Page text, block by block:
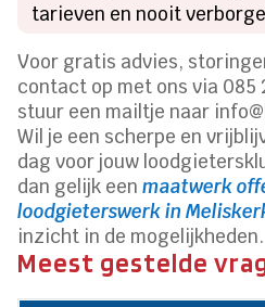
tarieven en nooit
Voor gratis advies,
contact op met ons via 085
stuur een mailtje naar
Wil je een scherpe en
dag voor jouw
dan gelijk eenmaatwerk
loodgieterswerk in
inzicht in de mogelijkheden.
Meest gestelde